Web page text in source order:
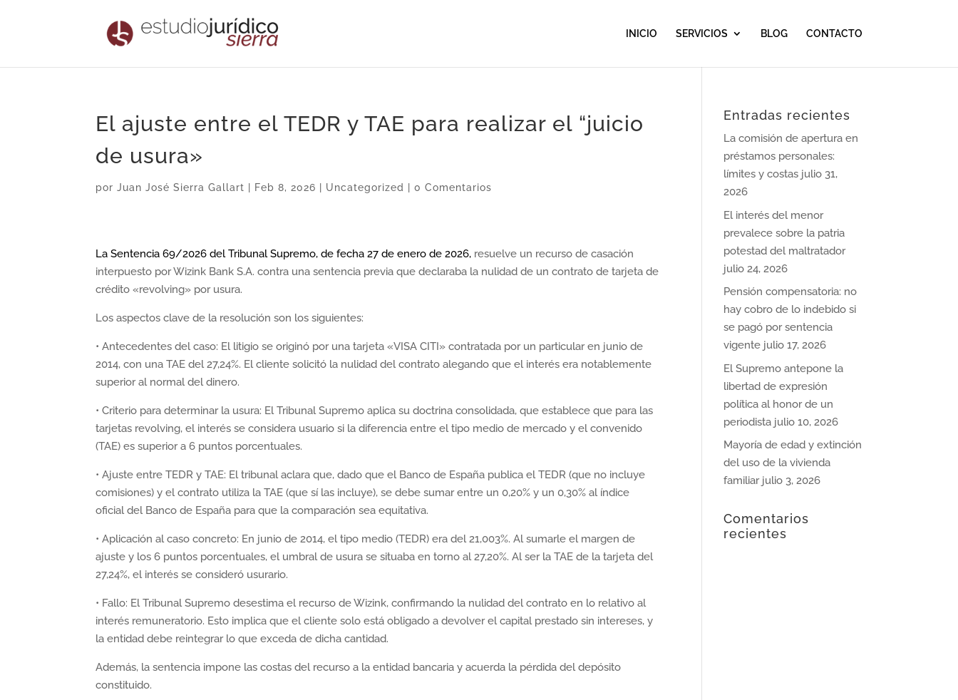
INICIO SERVICIOS BLOG CONTACTO
El ajuste entre el TEDR y TAE para realizar el “juicio
de usura»
porJuan José Sierra Gallart Feb 8, 2026 Uncategorized |0 Comentarios
La Sentencia 69/2026 del Tribunal Supremo, de fecha 27 de enero de 2026, resuelve un recurso de casación
interpuesto por Wizink Bank S.A. contra una sentencia previa que declaraba la nulidad de un contrato de tarjeta de
crédito «revolving» por usura.
Los aspectos clave de la resolución son los siguientes:
• Antecedentes del caso: El litigio se originó por una tarjeta «VISA CITI» contratada por un particular en junio de
2014, con una TAE del 27,24%. El cliente solicitó la nulidad del contrato alegando que el interés era notablemente
superior al normal del dinero.
• Criterio para determinar la usura: El Tribunal Supremo aplica su doctrina consolidada, que establece que para las
tarjetas revolving, el interés se considera usuario si la diferencia entre el tipo medio de mercado y el convenido
(TAE) es superior a 6 puntos porcentuales.
• Ajuste entre TEDR y TAE: El tribunal aclara que, dado que el Banco de España publica el TEDR (que no incluye
comisiones) y el contrato utiliza la TAE (que sí las incluye), se debe sumar entre un 0,20% y un 0,30% al índice
oficial del Banco de España para que la comparación sea equitativa.
• Aplicación al caso concreto: En junio de 2014, el tipo medio (TEDR) era del 21,003%. Al sumarle el margen de
ajuste y los 6 puntos porcentuales, el umbral de usura se situaba en torno al 27,20%. Al ser la TAE de la tarjeta del
27,24%, el interés se consideró usurario.
• Fallo: El Tribunal Supremo desestima el recurso de Wizink, confirmando la nulidad del contrato en lo relativo al
interés remuneratorio. Esto implica que el cliente solo está obligado a devolver el capital prestado sin intereses, y
la entidad debe reintegrar lo que exceda de dicha cantidad.
Además, la sentencia impone las costas del recurso a la entidad bancaria y acuerda la pérdida del depósito
constituido.
Entradas recientes
La comisión de apertura en
préstamos personales:
límites y costas julio 31,
2026
El interés del menor
prevalece sobre la patria
potestad del maltratador
julio 24, 2026
Pensión compensatoria: no
hay cobro de lo indebido si
se pagó por sentencia
vigente julio 17, 2026
El Supremo antepone la
libertad de expresión
política al honor de un
periodista julio 10, 2026
Mayoría de edad y extinción
del uso de la vivienda
familiar julio 3, 2026
Comentarios
recientes